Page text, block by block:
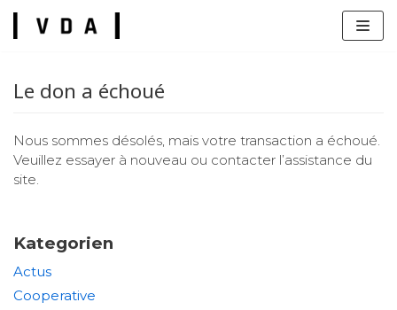
Zum
Inhalt
Le don a échoué
Nous sommes désolés, mais votre transaction a échoué.
Veuillez essayer à nouveau ou contacter l’assistance du
site.
Kategorien
Actus
Cooperative